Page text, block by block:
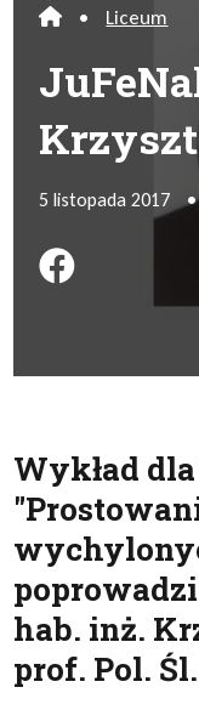
Home
• Liceum
5 listopada 2017 •
Wykład
hab. inż.
prof. Pol. Śl.